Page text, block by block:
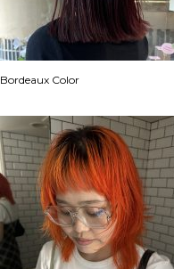
Bordeaux Color